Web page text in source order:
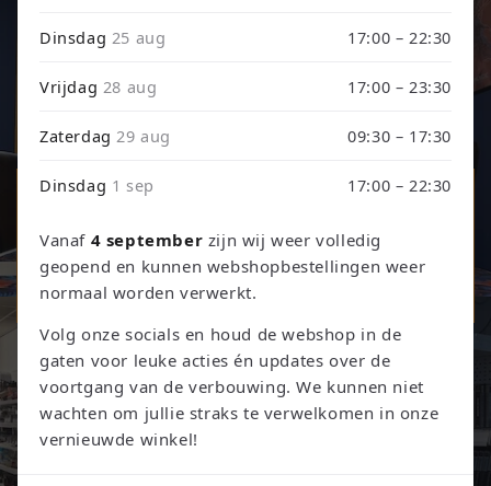
Retro Games, Consoles & TCG
Ontdek onze collectie retro games, refurbished consoles en
Trading Card Games
TCG Events
Dinsdag 25 aug 17:00 – 22:30
Vrijdag 28 aug 17:00 – 23:30
Zaterdag29 aug 09:30 – 17:30
Dinsdag 1 sep 17:00 – 22:30
Vanaf 4 september zijn wij weer volledig
geopend en kunnen webshopbestellingen weer
normaal worden verwerkt.
Volg onze socials en houd de webshop in de
gaten voor leuke acties én updates over de
voortgang van de verbouwing. We kunnen niet
wachten om jullie straks te verwelkomen in onze
vernieuwde winkel!